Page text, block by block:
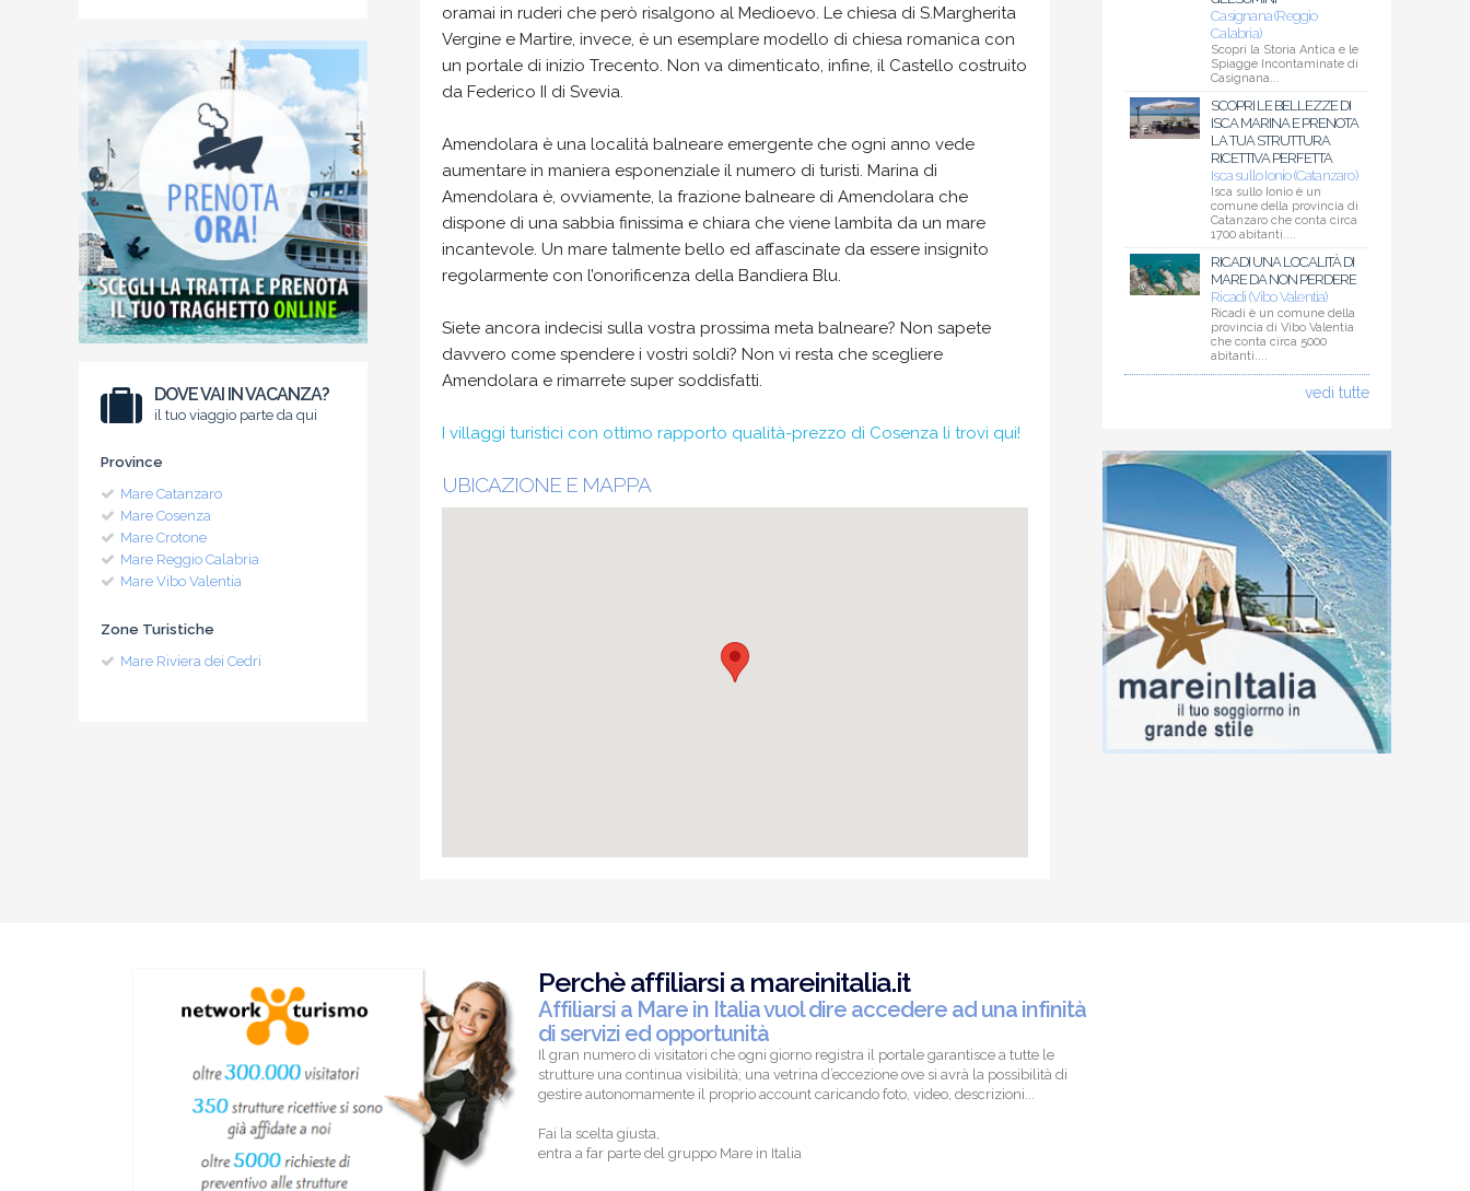
DOVE VAI IN VACANZA?
il tuo viaggio parte da qui
Province
Mare Catanzaro
Mare Cosenza
Mare Crotone
Mare Reggio Calabria
Mare Vibo Valentia
Zone Turistiche
Mare Riviera dei Cedri
oramai in ruderi che però risalgono al Medioevo. Le chiesa di S.Margherita
Vergine e Martire, invece, è un esemplare modello di chiesa romanica con
un portale di inizio Trecento. Non va dimenticato, infine, il Castello costruito
da Federico II di Svevia.
Amendolara è una località balneare emergente che ogni anno vede
aumentare in maniera esponenziale il numero di turisti. Marina di
Amendolara è, ovviamente, la frazione balneare di Amendolara che
dispone di una sabbia finissima e chiara che viene lambita da un mare
incantevole. Un mare talmente bello ed affascinate da essere insignito
regolarmente con l’onorificenza della Bandiera Blu.
Siete ancora indecisi sulla vostra prossima meta balneare? Non sapete
davvero come spendere i vostri soldi? Non vi resta che scegliere
Amendolara e rimarrete super soddisfatti.
I villaggi turistici con ottimo rapporto qualità-prezzo di Cosenza li trovi qui!
UBICAZIONE E MAPPA
Casignana (Reggio
Calabria)
Scopri la Storia Antica e le
Spiagge Incontaminate di
Casignana...
SCOPRI LE BELLEZZE DI
ISCA MARINA E PRENOTA
LA TUA STRUTTURA
RICETTIVA PERFETTA
Isca sullo Ionio (Catanzaro)
Isca sullo Ionio è un
comune della provincia di
Catanzaro che conta circa
1700 abitanti....
RICADI UNA LOCALITÀ DI
MARE DA NON PERDERE
Ricadi (Vibo Valentia)
Ricadi è un comune della
provincia di Vibo Valentia
che conta circa 5000
abitanti....
vedi tutte
Perchè affiliarsi a mareinitalia.it
Affiliarsi a Mare in Italia vuol dire accedere ad una infinità
di servizi ed opportunità
Il gran numero di visitatori che ogni giorno registra il portale garantisce a tutte le
strutture una continua visibilità; una vetrina d’eccezione ove si avrà la possibilità di
gestire autonomamente il proprio account caricando foto, video, descrizioni...
Fai la scelta giusta,
entra a far parte del gruppo Mare in Italia